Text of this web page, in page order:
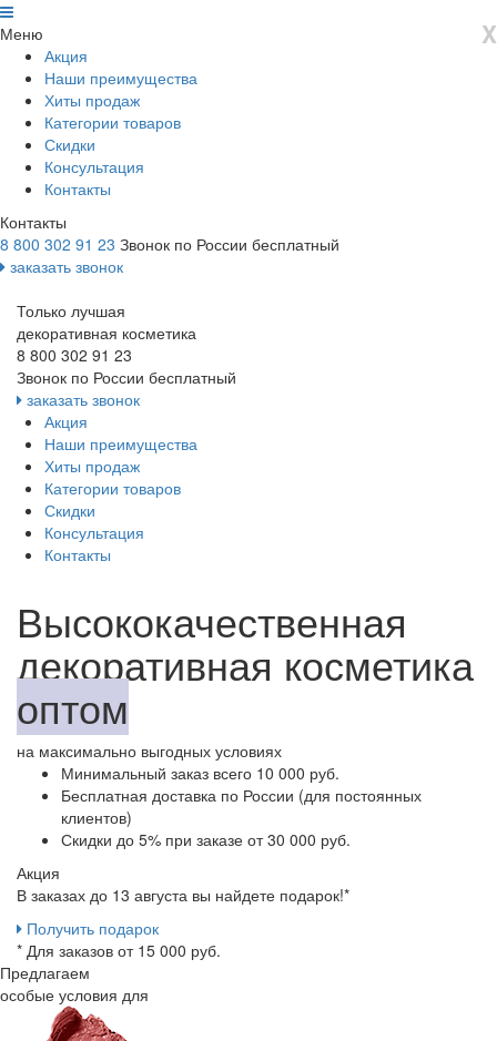
X
Меню
Акция
Наши преимущества
Хиты продаж
Категории товаров
Скидки
Консультация
Контакты
Контакты
8 800 302 91 23 Звонок по России бесплатный
заказать звонок
Только лучшая
декоративная косметика
8 800 302 91 23
Звонок по России бесплатный
заказать звонок
Акция
Наши преимущества
Хиты продаж
Категории товаров
Скидки
Консультация
Контакты
Высококачественная
декоративная косметика
оптом
на максимально выгодных условиях
Минимальный заказ всего 10 000 руб.
Бесплатная доставка по России (для постоянных
клиентов)
Скидки до 5% при заказе от 30 000 руб.
Акция
В заказах до 13 августа вы найдете подарок!*
Получить подарок
* Для заказов от 15 000 руб.
Предлагаем
особые условия для